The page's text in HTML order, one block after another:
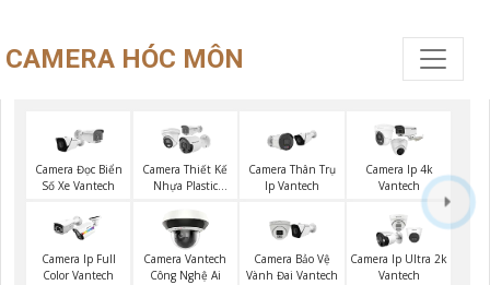
CAMERA HÓC MÔN
Camera Đọc Biển
Số Xe Vantech
Camera Thiết Kế
Nhựa Plastic
Camera Thân Trụ
Ip Vantech
Camera Ip 4k
Vantech
Camera Ip Full
Color Vantech
Camera Vantech
Công Nghệ Ai
Camera Bảo Vệ
Vành Đai Vantech
Camera Ip Ultra 2k
Vantech